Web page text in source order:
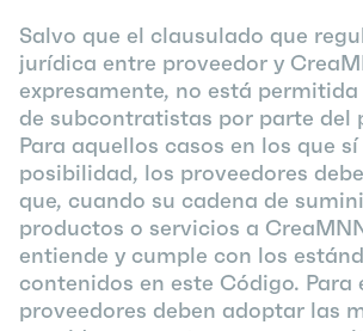
Salvo que el clausulado que
jurídica entre proveedor y
expresamente, no está
de subcontratistas por parte del
Para aquellos casos en los que
posibilidad, los proveedores
que, cuando su cadena de
productos o servicios a
entiende y cumple con los
contenidos en este Código. Para
proveedores deben adoptar las